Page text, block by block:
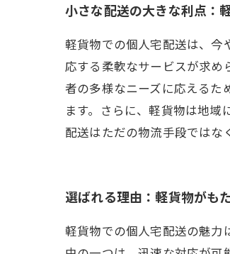
小さな配送の大きな利点：
軽貨物での個人宅配送は、今
応する柔軟なサービスが求め
者の多様なニーズに応えるた
ます。さらに、軽貨物は地
配送はただの物流手段ではな
選ばれる理由：軽貨物がも
軽貨物での個人宅配送の魅力